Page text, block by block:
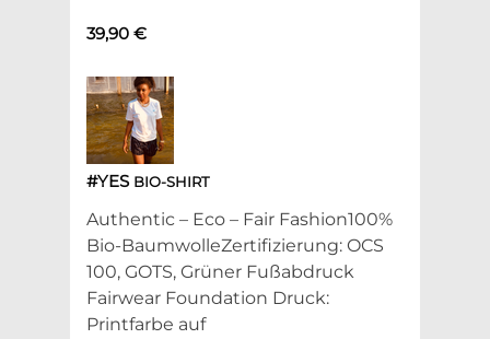
39,90 €
#YES BIO-SHIRT
Authentic – Eco – Fair Fashion100%
Bio-BaumwolleZertifizierung: OCS
100, GOTS, Grüner Fußabdruck
Fairwear Foundation Druck:
Printfarbe auf